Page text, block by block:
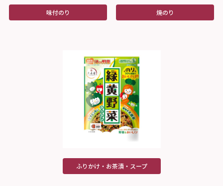
味付のり 焼のり
ふりかけ・お茶漬・スープ